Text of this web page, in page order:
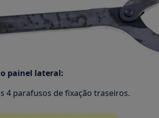
painel lateral:
4 parafusos de fixação traseiros.